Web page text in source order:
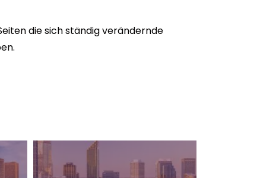
die sich ständig verändernde